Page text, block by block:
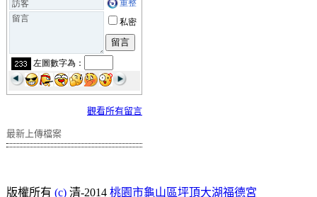
觀看所有留言
最新上傳檔案
版權所有 (c) 清-2014 桃園市龜山區坪頂大湖福德宮